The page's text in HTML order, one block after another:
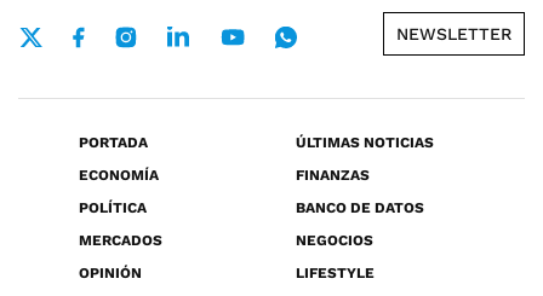
NEWSLETTER
PORTADA
ÚLTIMAS NOTICIAS
ECONOMÍA
FINANZAS
POLÍTICA
BANCO DE DATOS
MERCADOS
NEGOCIOS
OPINIÓN
LIFESTYLE